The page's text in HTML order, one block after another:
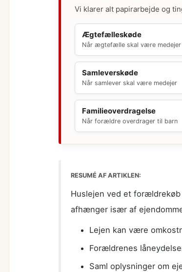
Vi klarer alt papirarbejde og
Ægtefælleskøde
Når ægtefælle skal være medejer
Samleverskøde
Når samlever skal være medejer
Familieoverdragelse
Når forældre overdrager til barn
RESUMÉ AF ARTIKLEN:
Huslejen ved et
afhænger især af
Lejen kan være
Forældrenes
Saml oplysninger om